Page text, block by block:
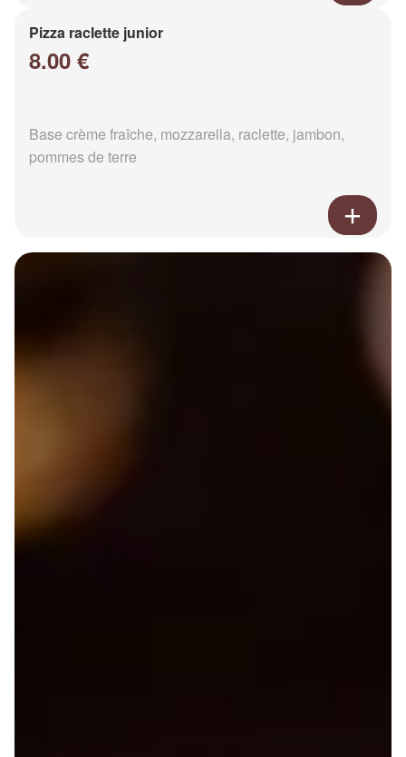
Pizza raclette junior
8.00 €
Base crème fraîche, mozzarella, raclette, jambon,
pommes de terre